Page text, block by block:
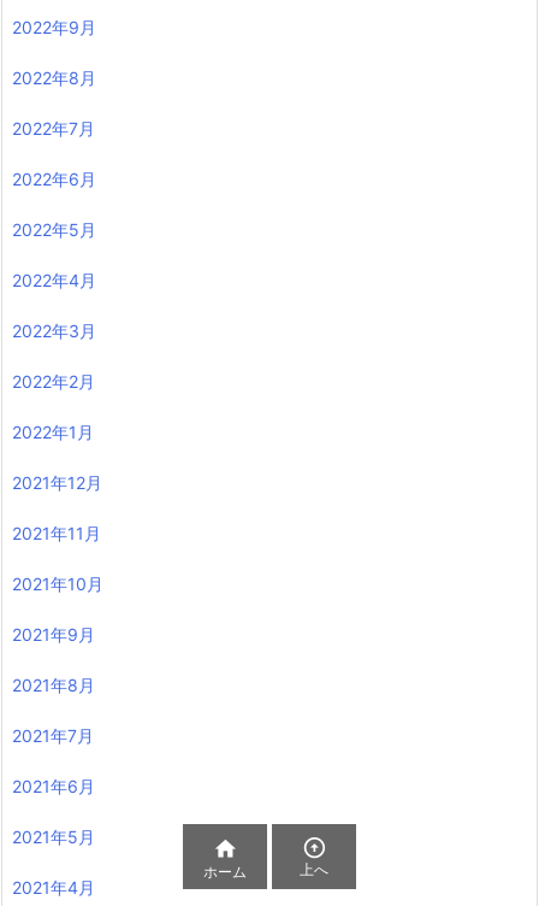
2022年9月
2022年8月
2022年7月
2022年6月
2022年5月
2022年4月
2022年3月
2022年2月
2022年1月
2021年12月
2021年11月
2021年10月
2021年9月
2021年8月
2021年7月
2021年6月
2021年5月
2021年4月

ホーム

上へ